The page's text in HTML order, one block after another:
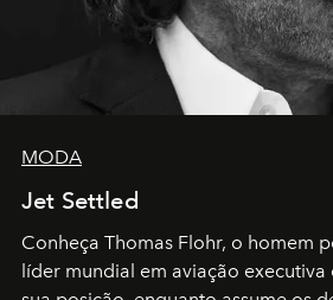
MODA
Jet Settled
Conheça Thomas Flohr, o homem
líder mundial em aviação